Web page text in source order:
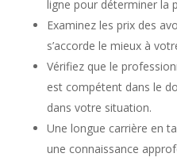
ligne pour déterminer la
Examinez les prix des
s’accorde le mieux à
Vérifiez que le
est compétent dans le
dans votre situation.
Une longue carrière en
une connaissance